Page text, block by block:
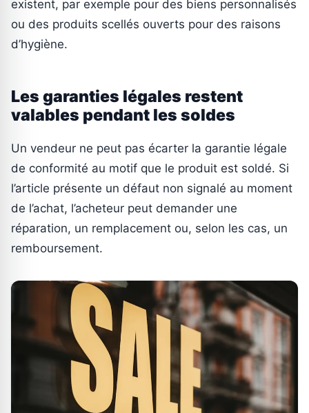
existent, par exemple pour des biens personnalisés
ou des produits scellés ouverts pour des raisons
d’hygiène.
Les garanties légales restent
valables pendant les soldes
Un vendeur ne peut pas écarter la garantie légale
de conformité au motif que le produit est soldé. Si
l’article présente un défaut non signalé au moment
de l’achat, l’acheteur peut demander une
réparation, un remplacement ou, selon les cas, un
remboursement.